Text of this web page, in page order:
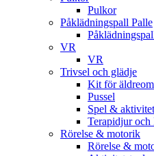
Pulkor
Påklädningspall Palle
VR
VR
Trivsel och glädje
Kit för
Pussel
Spel & aktivitet
Terapidjur
Rörelse & motorik
Rörelse &